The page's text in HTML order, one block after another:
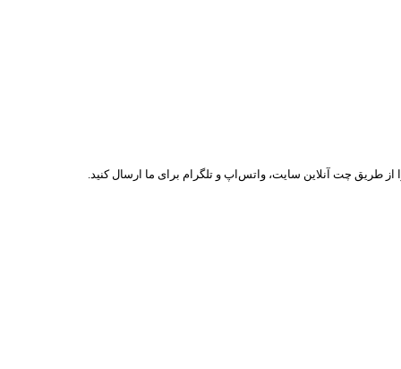
طریق چت آنلاین سایت، واتس‌اپ و تلگرام برای ما ارسال کنید.